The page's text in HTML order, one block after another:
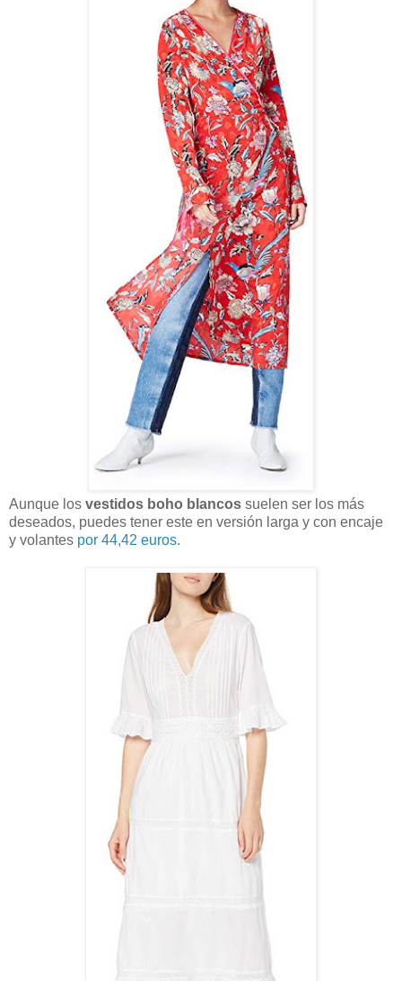
Aunque los vestidos boho blancos suelen ser los más
deseados, puedes tener este en versión larga y con encaje
y volantes por 44,42 euros.